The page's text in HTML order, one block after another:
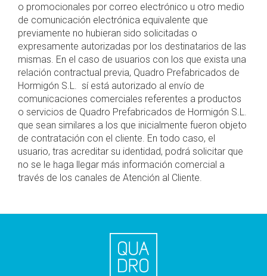
o promocionales por correo electrónico u otro medio
de comunicación electrónica equivalente que
previamente no hubieran sido solicitadas o
expresamente autorizadas por los destinatarios de las
mismas. En el caso de usuarios con los que exista una
relación contractual previa, Quadro Prefabricados de
Hormigón S.L. sí está autorizado al envío de
comunicaciones comerciales referentes a productos
o servicios de Quadro Prefabricados de Hormigón S.L.
que sean similares a los que inicialmente fueron objeto
de contratación con el cliente. En todo caso, el
usuario, tras acreditar su identidad, podrá solicitar que
no se le haga llegar más información comercial a
través de los canales de Atención al Cliente.